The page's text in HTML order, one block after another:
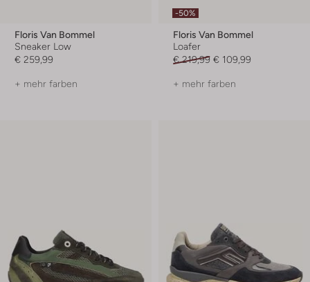
Floris Van Bommel
Sneaker Low
€ 259,99
+ mehr farben
-50%
Floris Van Bommel
Loafer
€ 219,99 € 109,99
+ mehr farben